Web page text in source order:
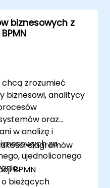
biznesowych z
chcą zrozumieć
biznesowi, analitycy
oraz
w analizę i
za
ujednoliconego
diagramów
BPMN
bieżących